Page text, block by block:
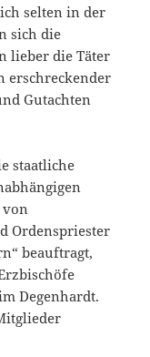
selten in der
sich die
lieber die Täter
erschreckender
Gutachten
staatliche
Ordenspriester
beauftragt,
Degenhardt.